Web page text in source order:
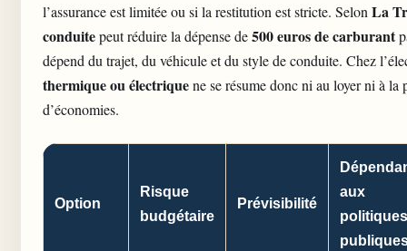
l’assurance est limitée ou si la restitution est stricte. SelonLa
conduitepeut réduire la dépense de500 euros de carburant
dépend du trajet, du véhicule et du style de conduite. Chez
thermique ou électriquene se résume donc ni au loyer ni à la
d’économies.
Option
Risque
budgétaire
Prévisibilité
aux
politiques